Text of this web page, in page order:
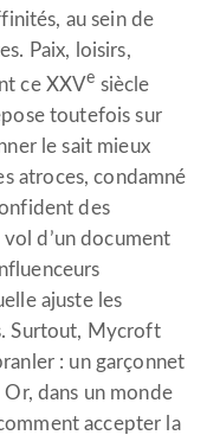
au sein de
Paix, loisirs,
ce XXVe siècle
toutefois sur
le sait mieux
atroces, condamné
des
d’un document
ajuste les
Surtout, Mycroft
: un garçonnet
dans un monde
accepter la